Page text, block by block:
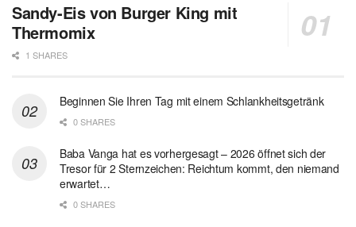
Sandy-Eis von Burger King mit
Thermomix
1 SHARES
Beginnen Sie Ihren Tag mit einem Schlankheitsgetränk
0 SHARES
Baba Vanga hat es vorhergesagt – 2026 öffnet sich der
Tresor für 2 Sternzeichen: Reichtum kommt, den niemand
erwartet…
0 SHARES